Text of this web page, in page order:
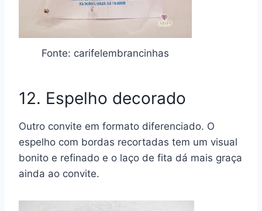
Fonte: carifelembrancinhas
12. Espelho decorado
Outro convite em formato diferenciado. O
espelho com bordas recortadas tem um visual
bonito e refinado e o laço de fita dá mais graça
ainda ao convite.